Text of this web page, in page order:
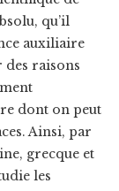
qu’il
auxiliaire
des raisons
dont on peut
Ainsi, par
grecque et
les